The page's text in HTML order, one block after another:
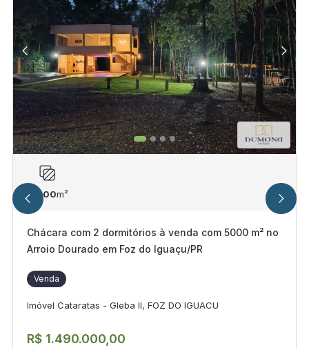
5.000m²
Chácara com 2 dormitórios à venda com 5000 m² no
Arroio Dourado em Foz do Iguaçu/PR
Venda
Imóvel Cataratas - Gleba II, FOZ DO IGUACU
R$ 1.490.000,00